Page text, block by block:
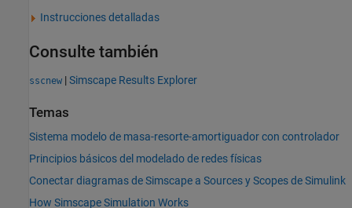
Instrucciones detalladas
Consulte también
sscnew |Simscape Results Explorer
Temas
Sistema modelo de masa-resorte-amortiguador con controlador
Principios básicos del modelado de redes físicas
Conectar diagramas de Simscape a Sources y Scopes de Simulink
How Simscape Simulation Works